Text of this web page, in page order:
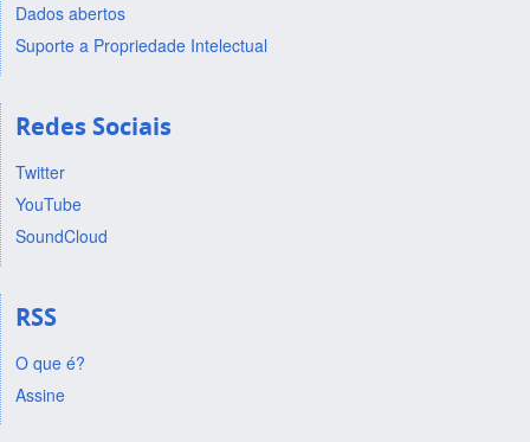
Dados abertos
Suporte a Propriedade Intelectual
Redes Sociais
Twitter
YouTube
SoundCloud
RSS
O que é?
Assine